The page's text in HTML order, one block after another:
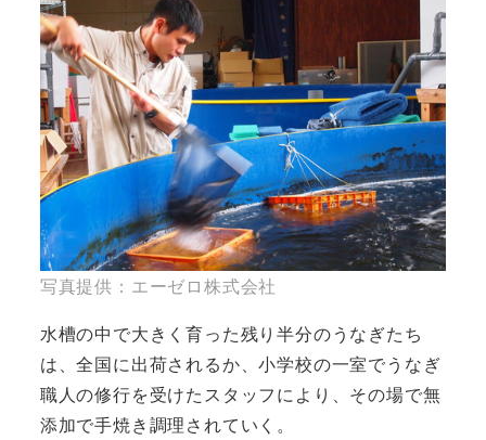
写真提供：エーゼロ株式会社
水槽の中で大きく育った残り半分のうなぎたち
は、全国に出荷されるか、小学校の一室でうなぎ
職人の修行を受けたスタッフにより、その場で無
添加で手焼き調理されていく。